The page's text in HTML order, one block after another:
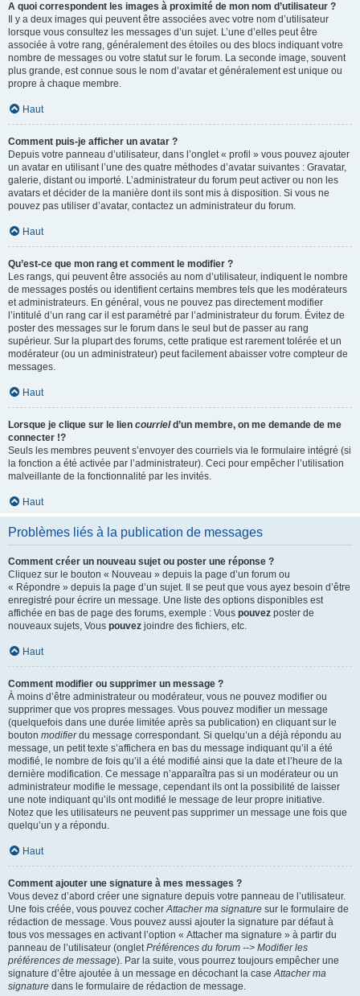
A quoi correspondent les images à proximité de mon nom d’utilisateur ?
Il y a deux images qui peuvent être associées avec votre nom d’utilisateur
lorsque vous consultez les messages d’un sujet. L’une d’elles peut être
associée à votre rang, généralement des étoiles ou des blocs indiquant votre
nombre de messages ou votre statut sur le forum. La seconde image, souvent
plus grande, est connue sous le nom d’avatar et généralement est unique ou
propre à chaque membre.
Haut
Comment puis-je afficher un avatar ?
Depuis votre panneau d’utilisateur, dans l’onglet « profil » vous pouvez ajouter
un avatar en utilisant l’une des quatre méthodes d’avatar suivantes : Gravatar,
galerie, distant ou importé. L’administrateur du forum peut activer ou non les
avatars et décider de la manière dont ils sont mis à disposition. Si vous ne
pouvez pas utiliser d’avatar, contactez un administrateur du forum.
Haut
Qu’est-ce que mon rang et comment le modifier ?
Les rangs, qui peuvent être associés au nom d’utilisateur, indiquent le nombre
de messages postés ou identifient certains membres tels que les modérateurs
et administrateurs. En général, vous ne pouvez pas directement modifier
l’intitulé d’un rang car il est paramétré par l’administrateur du forum. Évitez de
poster des messages sur le forum dans le seul but de passer au rang
supérieur. Sur la plupart des forums, cette pratique est rarement tolérée et un
modérateur (ou un administrateur) peut facilement abaisser votre compteur de
messages.
Haut
Lorsque je clique sur le lien courrield’un membre, on me demande de me
connecter !?
Seuls les membres peuvent s’envoyer des courriels via le formulaire intégré (si
la fonction a été activée par l’administrateur). Ceci pour empêcher l’utilisation
malveillante de la fonctionnalité par les invités.
Haut
Problèmes liés à la publication de messages
Comment créer un nouveau sujet ou poster une réponse ?
Cliquez sur le bouton « Nouveau » depuis la page d’un forum ou
« Répondre » depuis la page d’un sujet. Il se peut que vous ayez besoin d’être
enregistré pour écrire un message. Une liste des options disponibles est
affichée en bas de page des forums, exemple : Vous pouvez poster de
nouveaux sujets, Vous pouvez joindre des fichiers, etc.
Haut
Comment modifier ou supprimer un message ?
À moins d’être administrateur ou modérateur, vous ne pouvez modifier ou
supprimer que vos propres messages. Vous pouvez modifier un message
(quelquefois dans une durée limitée après sa publication) en cliquant sur le
bouton modifierdu message correspondant. Si quelqu’un a déjà répondu au
message, un petit texte s’affichera en bas du message indiquant qu’il a été
modifié, le nombre de fois qu’il a été modifié ainsi que la date et l’heure de la
dernière modification. Ce message n’apparaîtra pas si un modérateur ou un
administrateur modifie le message, cependant ils ont la possibilité de laisser
une note indiquant qu’ils ont modifié le message de leur propre initiative.
Notez que les utilisateurs ne peuvent pas supprimer un message une fois que
quelqu’un y a répondu.
Haut
Comment ajouter une signature à mes messages ?
Vous devez d’abord créer une signature depuis votre panneau de l’utilisateur.
Une fois créée, vous pouvez cocherAttacher ma signature sur le formulaire de
rédaction de message. Vous pouvez aussi ajouter la signature par défaut à
tous vos messages en activant l’option « Attacher ma signature » à partir du
panneau de l’utilisateur (ongletPréférences du forum --> Modifier les
préférences de message). Par la suite, vous pourrez toujours empêcher une
signature d’être ajoutée à un message en décochant la caseAttacher ma
signature dans le formulaire de rédaction de message.